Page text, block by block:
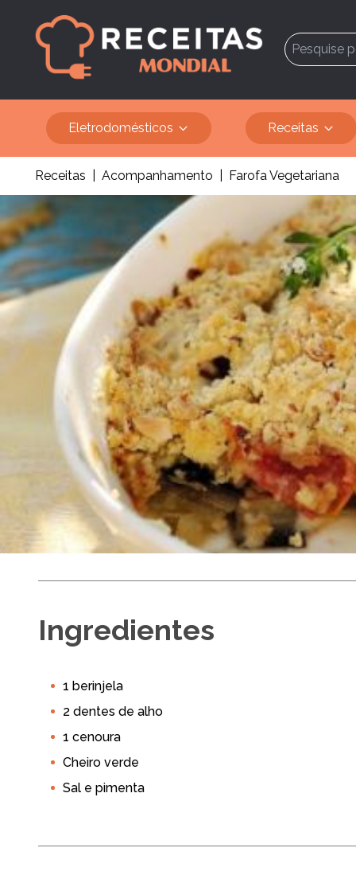
Eletrodomésticos Receitas
Receitas Acompanhamento Farofa Vegetariana
Farofa
Panela de Arroz
Ingredientes
1 berinjela
2 dentes de alho
1 cenoura
Cheiro verde
Sal e pimenta